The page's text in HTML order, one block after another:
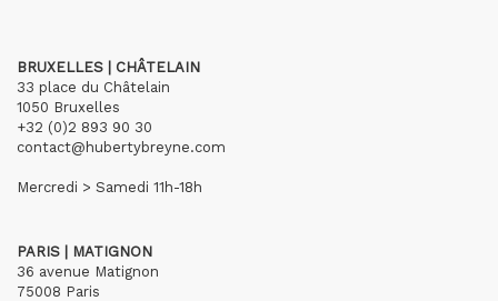
BRUXELLES | CHÂTELAIN
33 place du Châtelain
1050 Bruxelles
+32 (0)2 893 90 30
contact@hubertybreyne.com
Mercredi > Samedi 11h-18h
PARIS | MATIGNON
36 avenue Matignon
75008 Paris